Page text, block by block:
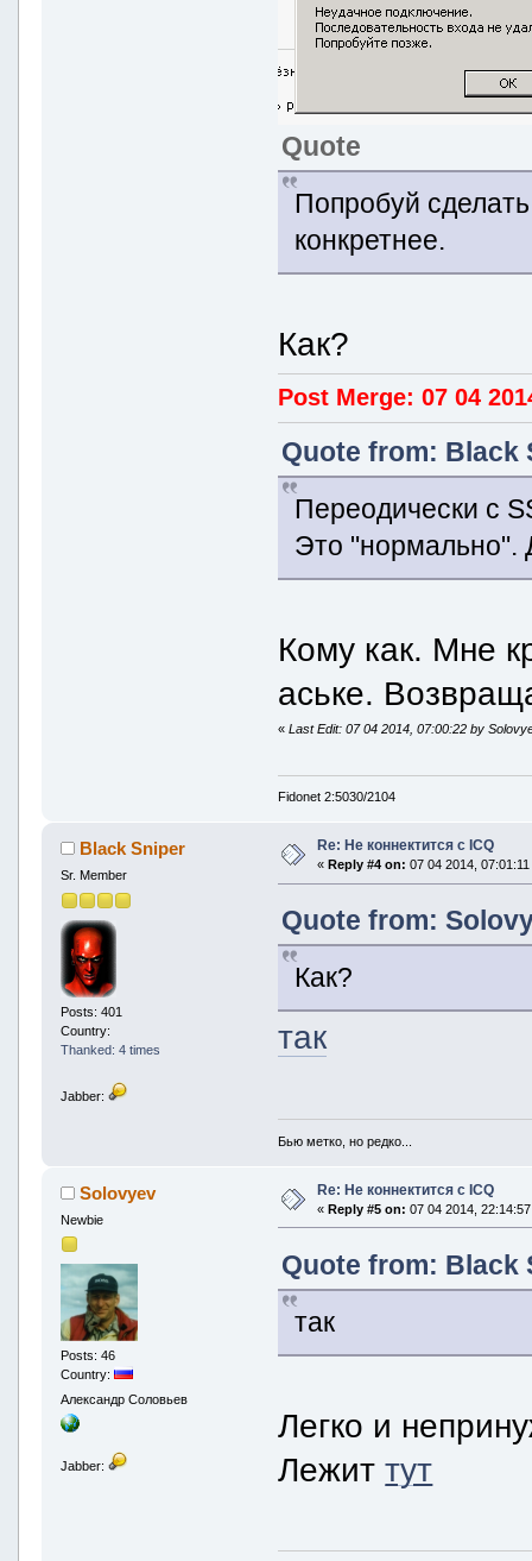
Quote
Попробуй
конкретнее.
Как?
Post Merge: 07 04
Quote from: Black
Переодически с
Это "нормально".
Кому как. Мне
аське.
«Last Edit: 07 04 2014, 07:00:22 by
Fidonet 2:5030/2104
Black Sniper
Sr. Member
Posts: 401
Country:
Thanked: 4 times
Jabber:
Re: Не коннектится с ICQ
« Reply #4 on: 07 04 2014, 07:01:11
Quote from:
Как?
так
Бью метко, но редко...
Solovyev
Newbie
Posts: 46
Country:
Александр Соловьев
Jabber:
Re: Не коннектится с ICQ
« Reply #5 on: 07 04 2014,
Quote from: Black
так
Легко и
Лежиттут